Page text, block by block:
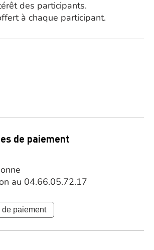
des participants.
à chaque participant.
de paiement
au 04.66.05.72.17
paiement